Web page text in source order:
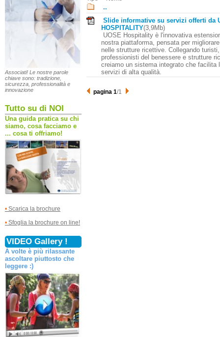
Associati! Le nostre parole
chiave sono: tradizione,
sicurezza, professionalità e
innovazione
Tutto su di NOI
Una guida pratica su chi
siamo, cosa facciamo e
... cosa ti offriamo!
• Scarica la brochure
• Sfoglia la brochure on line!
VIDEO Gallery !
A volte è più rilassante
ascoltare piuttosto che
leggere :)
..
Slide informative su servizi offerti da
HOSPITALITY(3,9Mb)
UOSE Hospitality è l'innovativa
nostra piattaforma, pensata per
nelle strutture ricettive. Collegando turisti,
professionisti del benessere e strutture
creiamo un sistema integrato che facilita
servizi di alta qualità.
pagina 1/1